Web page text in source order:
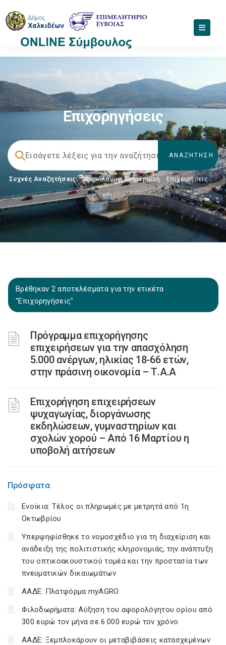
Επιχορηγήσεις
Συχνές Αναζητήσεις: Φορολογικη Ενημέρωση, Επιχειρήσεις
Βρέθηκαν 2 αποτελέσματα για την ετικέτα
"Επιχορηγήσεις"
Πρόγραμμα επιχορήγησης
επιχειρήσεων για την απασχόληση
5.000 ανέργων, ηλικίας 18-66 ετών,
στην πράσινη οικονομία – Τ.Α.Α
Επιχορήγηση επιχειρήσεων
ψυχαγωγίας, διοργάνωσης
εκδηλώσεων, γυμναστηρίων και
σχολών χορού – Από 16 Μαρτίου η
υποβολή αιτήσεων
Πρόσφατα
Ενοίκια: Τέλος οι πληρωμές με μετρητά από 1η
Οκτωβρίου
Υπερψηφίσθηκε το νομοσχέδιο για τη διαχείριση και
ανάδειξη της πολιτιστικής κληρονομιάς, την ανάπτυξη
του οπτικοακουστικού τομέα και την προστασία των
πνευματικών δικαιωμάτων
ΑΑΔΕ: Πλατφόρμα myAGRO
Φιλοδωρήματα: Αύξηση του αφορολόγητου ορίου από
300 ευρώ τον μήνα σε 6.000 ευρώ τον χρόνο
ΑΑΔΕ: Ξεμπλοκάρουν οι μεταβιβάσεις κατασχεμένων